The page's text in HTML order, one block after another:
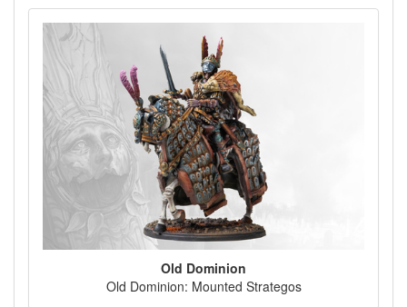
Old Dominion
Old Dominion: Mounted Strategos